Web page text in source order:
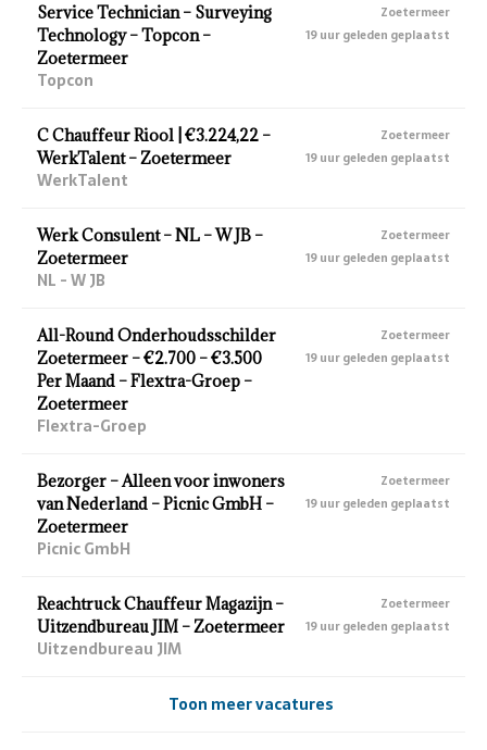
Service Technician – Surveying
Technology – Topcon –
Zoetermeer
Topcon
Zoetermeer
19 uur geleden geplaatst
C Chauffeur Riool | €3.224,22 –
WerkTalent – Zoetermeer
WerkTalent
Zoetermeer
19 uur geleden geplaatst
Werk Consulent – NL – W JB –
Zoetermeer
NL - W JB
Zoetermeer
19 uur geleden geplaatst
All-Round Onderhoudsschilder
Zoetermeer – €2.700 – €3.500
Per Maand – Flextra-Groep –
Zoetermeer
Flextra-Groep
Zoetermeer
19 uur geleden geplaatst
Bezorger – Alleen voor inwoners
van Nederland – Picnic GmbH –
Zoetermeer
Picnic GmbH
Zoetermeer
19 uur geleden geplaatst
Reachtruck Chauffeur Magazijn –
Uitzendbureau JIM – Zoetermeer
Uitzendbureau JIM
Zoetermeer
19 uur geleden geplaatst
Toon meer vacatures